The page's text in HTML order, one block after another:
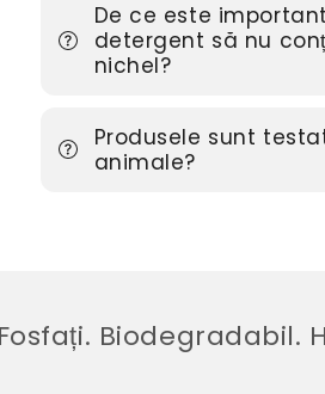
De ce este
detergent să nu
nichel?
Produsele sunt
animale?
Biodegradabil.